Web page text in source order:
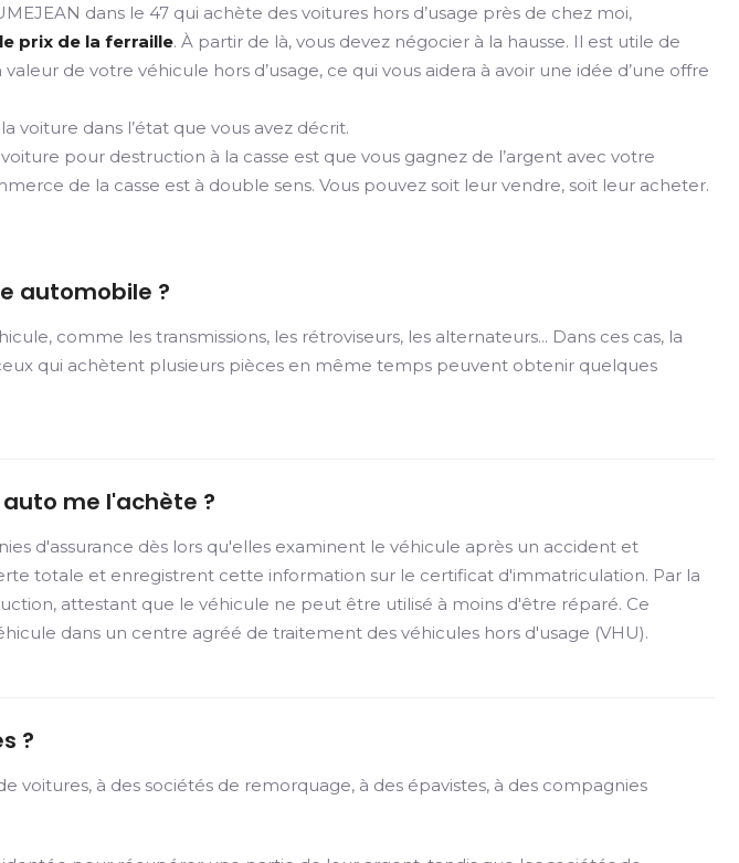
dans le 47 qui achète des voitures hors d’usage près de chez moi,
prix de la ferraille. À partir de là, vous devez négocier à la hausse. Il est utile de
de votre véhicule hors d’usage, ce qui vous aidera à avoir une idée d’une offre
voiture dans l’état que vous avez décrit.
pour destruction à la casse est que vous gagnez de l’argent avec votre
de la casse est à double sens. Vous pouvez soit leur vendre, soit leur acheter.
automobile ?
comme les transmissions, les rétroviseurs, les alternateurs... Dans ces cas, la
qui achètent plusieurs pièces en même temps peuvent obtenir quelques
me l'achète ?
d'assurance dès lors qu'elles examinent le véhicule après un accident et
totale et enregistrent cette information sur le certificat d'immatriculation. Par la
attestant que le véhicule ne peut être utilisé à moins d'être réparé. Ce
dans un centre agréé de traitement des véhicules hors d'usage (VHU).
?
à des sociétés de remorquage, à des épavistes, à des compagnies